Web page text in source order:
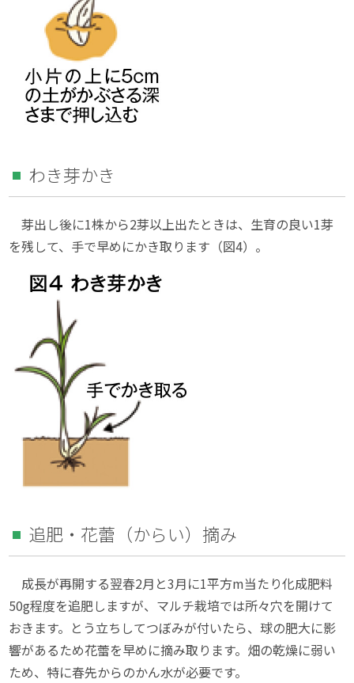
わき芽かき
芽出し後に1株から2芽以上出たときは、生育の良い1芽
を残して、手で早めにかき取ります（図4）。
追肥・花蕾（からい）摘み
成長が再開する翌春2月と3月に1平方m当たり化成肥料
50g程度を追肥しますが、マルチ栽培では所々穴を開けて
おきます。とう立ちしてつぼみが付いたら、球の肥大に影
響があるため花蕾を早めに摘み取ります。畑の乾燥に弱い
ため、特に春先からのかん水が必要です。